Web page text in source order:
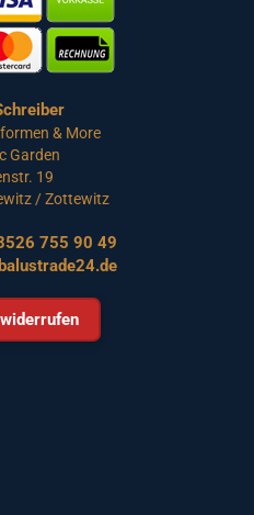
& More
Garden
19
/ Zottewitz
755 90 49